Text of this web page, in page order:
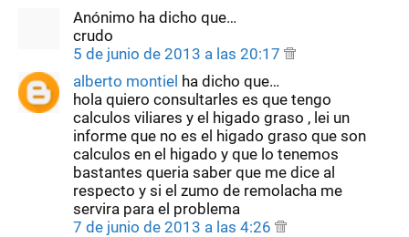
Anónimo ha dicho que…
crudo
5 de junio de 2013 a las 20:17
alberto montiel ha dicho que…
hola quiero consultarles es que tengo
calculos viliares y el higado graso , lei un
informe que no es el higado graso que son
calculos en el higado y que lo tenemos
bastantes queria saber que me dice al
respecto y si el zumo de remolacha me
servira para el problema
7 de junio de 2013 a las 4:26